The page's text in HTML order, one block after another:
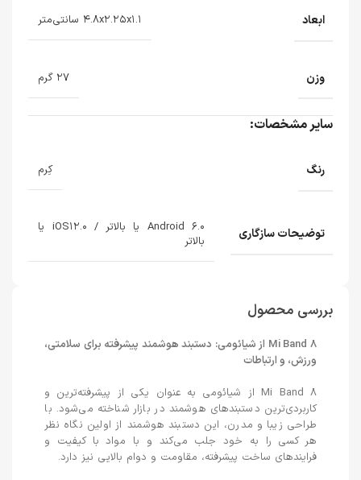
ابعاد ۴.۸x۲.۲۵x۱.۱ سانتی‌متر
وزن ۲۷ گرم
سایر مشخصات:
رنگ کِرم
توضیحات سازگاری
Android ۶.۰ یا بالاتر / iOS۱۲.۰ یا
بالاتر
بررسی محصول
Mi Band 8 از شیائومی: دستبند هوشمند پیشرفته برای سلامتی،
ورزش، و ارتباطات
Mi Band 8 از شیائومی به عنوان یکی از پیشرفته‌ترین و
کاربردی‌ترین دستبندهای هوشمند در بازار شناخته می‌شود. با
طراحی زیبا و مدرن، این دستبند هوشمند از اولین نگاه نظر
هر کسی را به خود جلب می‌کند و با مواد با کیفیت و
فرایندهای ساخت پیشرفته، مقاومت و دوام بالایی نیز دارد.